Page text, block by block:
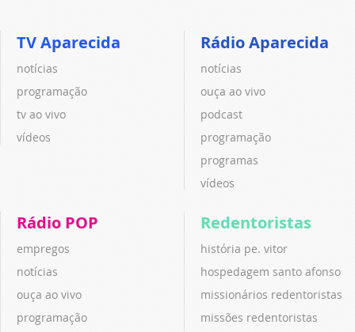
TV Aparecida
notícias
programação
tv ao vivo
vídeos
Rádio Aparecida
notícias
ouça ao vivo
podcast
programação
programas
vídeos
Rádio POP
empregos
notícias
ouça ao vivo
programação
Redentoristas
história pe. vitor
hospedagem santo afonso
missionários redentoristas
missões redentoristas